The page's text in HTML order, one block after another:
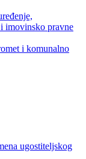
imovinsko pravne
i komunalno
ugostiteljskog